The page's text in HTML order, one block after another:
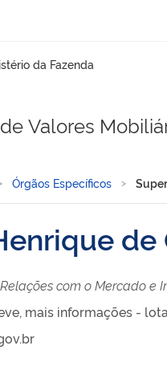
de navegação
Valores
Órgãos Específicos
de
com o Mercado e
mais informações -